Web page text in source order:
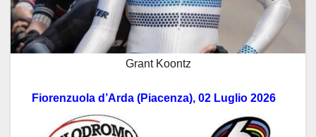
Grant Koontz
Fiorenzuola d’Arda (Piacenza), 02 Luglio 2026